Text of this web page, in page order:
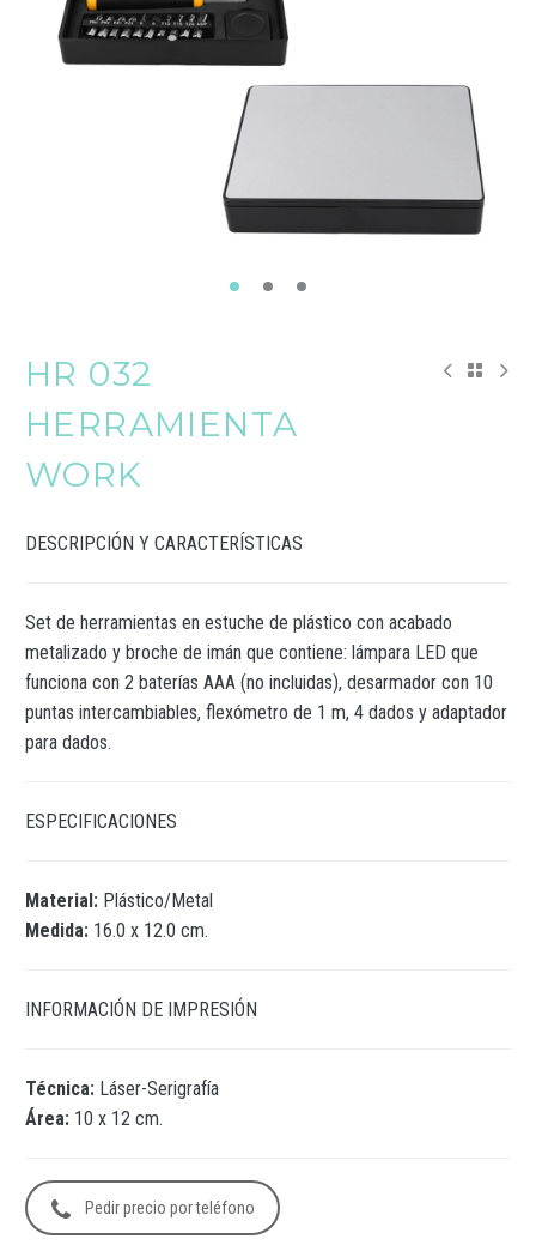
HR 032
HERRAMIENTA
WORK
DESCRIPCIÓN Y CARACTERÍSTICAS
Set de herramientas en estuche de plástico con acabado
metalizado y broche de imán que contiene: lámpara LED que
funciona con 2 baterías AAA (no incluidas), desarmador con 10
puntas intercambiables, flexómetro de 1 m, 4 dados y adaptador
para dados.
ESPECIFICACIONES
Material: Plástico/Metal
Medida: 16.0 x 12.0 cm.
INFORMACIÓN DE IMPRESIÓN
Técnica: Láser-Serigrafía
Área: 10 x 12 cm.
Pedir precio por teléfono